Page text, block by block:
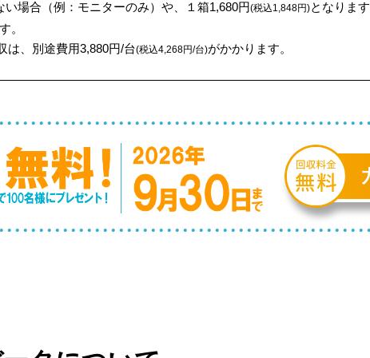
場合（例：モニターのみ）や、１箱1,680円(税込1,848円)となりま
。
、別途費用3,880円/台(税込4,268円/台)がかかります。